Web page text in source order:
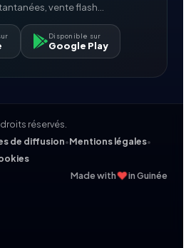
vente flash...
Disponible sur
Google Play
droits réservés.
de diffusion•Mentions légales•
Made with❤in Guinée